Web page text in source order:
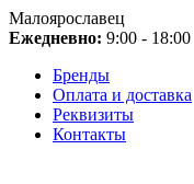
Малоярославец
Ежедневно: 9:00 - 18:00
Бренды
Оплата и доставка
Реквизиты
Контакты